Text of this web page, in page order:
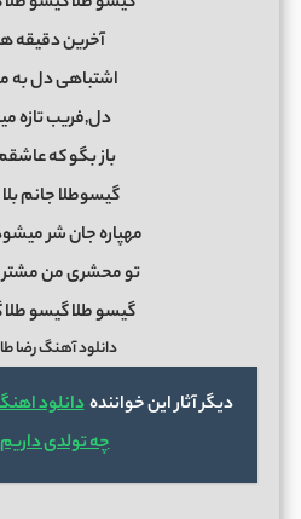
آخرین دقیقه
اشتباهی دل به
دل,فریب تازه
باز بگو که
گیسوطلا جانم
مهپاره جان شر
تو محشری من
گیسو طلا گیسو
دانلود آهنگ رضا
دیگر آثار این خوانندهدانلود
چه تولدی